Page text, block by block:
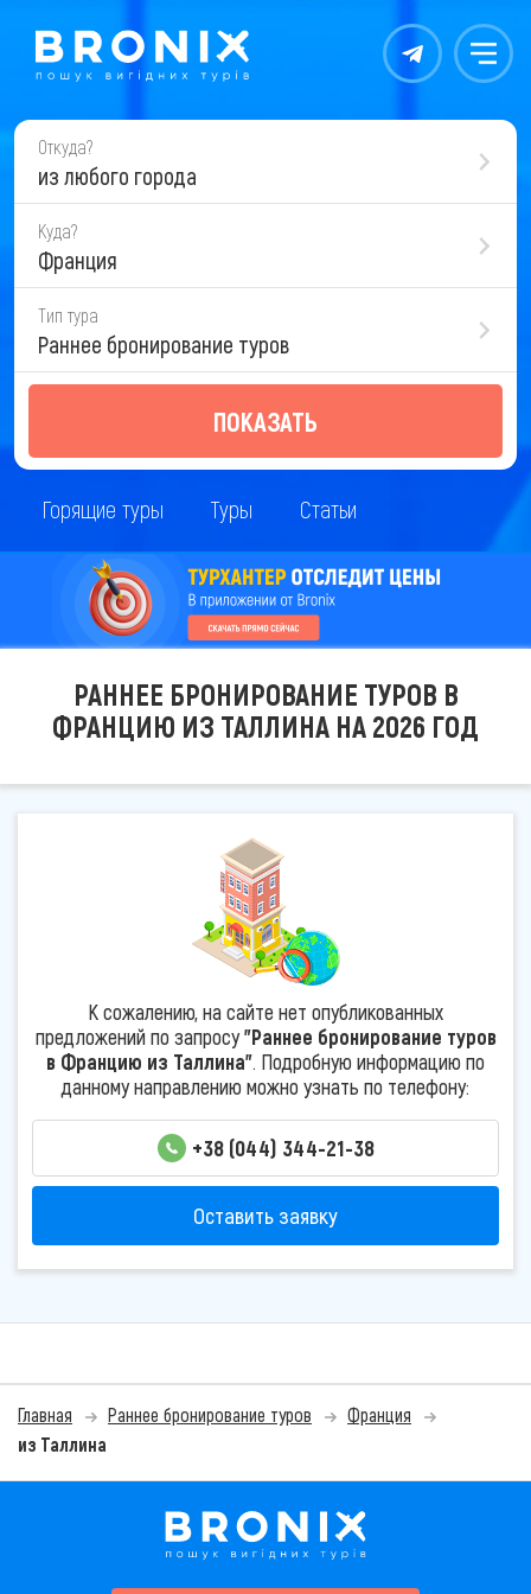
Контакты Меню
Откуда?
из любого города
Куда?
Франция
Тип тура
Раннее бронирование туров
ПОКАЗАТЬ
Горящие туры Туры Статьи
РАННЕЕ БРОНИРОВАНИЕ ТУРОВ В
ФРАНЦИЮ ИЗ ТАЛЛИНА НА 2026 ГОД
К сожалению, на сайте нет опубликованных
предложений по запросу"Раннее бронирование туров
в Францию из Таллина". Подробную информацию по
данному направлению можно узнать по телефону:
+38 (044) 344-21-38
Оставить заявку
Главная Раннее бронирование туров
Франция
из Таллина